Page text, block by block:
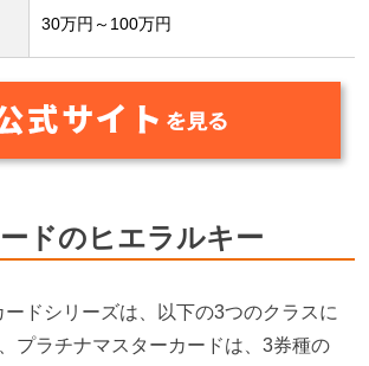
30万円～100万円
ドのヒエラルキー
ドシリーズは、以下の3つのクラスに
プラチナマスターカードは、3券種の